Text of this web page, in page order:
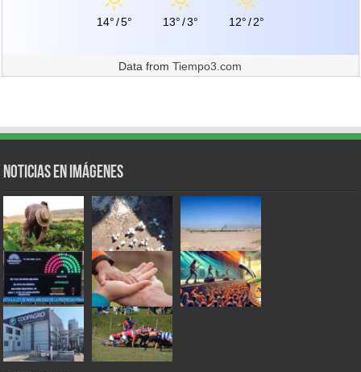
14°/5° 13°/3° 12°/2°
Data fromTiempo3.com
Noticias en Imágenes